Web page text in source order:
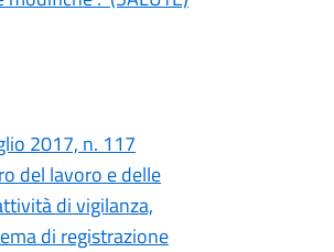
2017, n. 117
del lavoro e delle
di vigilanza,
di registrazione